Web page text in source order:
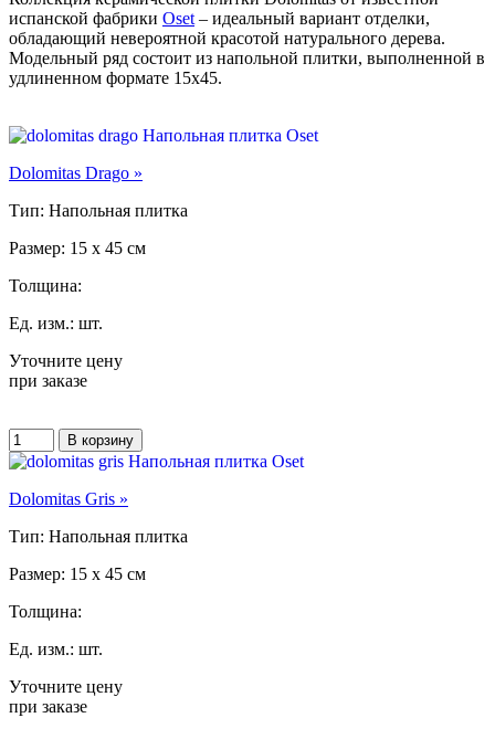
испанской фабрики Oset – идеальный вариант отделки,
обладающий невероятной красотой натурального дерева.
Модельный ряд состоит из напольной плитки, выполненной в
удлиненном формате 15x45.
Dolomitas Drago »
Тип: Напольная плитка
Размер: 15 x 45 см
Толщина:
Ед. изм.: шт.
Уточните цену
при заказе
Dolomitas Gris »
Тип: Напольная плитка
Размер: 15 x 45 см
Толщина:
Ед. изм.: шт.
Уточните цену
при заказе